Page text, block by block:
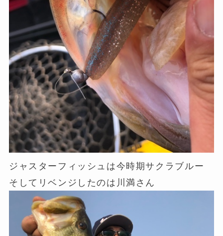
ジャスターフィッシュは今時期サクラブルー
そしてリベンジしたのは川満さん